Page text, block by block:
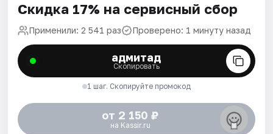
Скидка 17% на сервисный сбор
Применили: 2 541 раз Проверено: 1 минуту назад
адмитад
Скопировать
1 шаг. Скопируйте промокод
от 2 150 ₽
на Kassir.ru